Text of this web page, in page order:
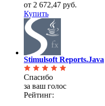
от 2 672,47 руб.
Купить
Stimulsoft Reports.Java
Спасибо
за ваш голос
Рейтинг: